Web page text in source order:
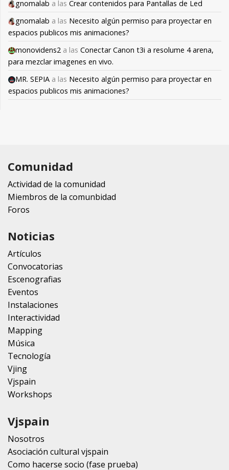
gnomalab a las Crear contenidos para Pantallas de Led
gnomalab a las Necesito algún permiso para proyectar en
espacios publicos mis animaciones?
monovidens2 a las Conectar Canon t3i a resolume 4 arena,
para mezclar imagenes en vivo.
MR. SEPIA a las Necesito algún permiso para proyectar en
espacios publicos mis animaciones?
Comunidad
Actividad de la comunidad
Miembros de la comunbidad
Foros
Noticias
Artículos
Convocatorias
Escenografias
Eventos
Instalaciones
Interactividad
Mapping
Música
Tecnología
Vjing
Vjspain
Workshops
Vjspain
Nosotros
Asociación cultural vjspain
Como hacerse socio (fase prueba)